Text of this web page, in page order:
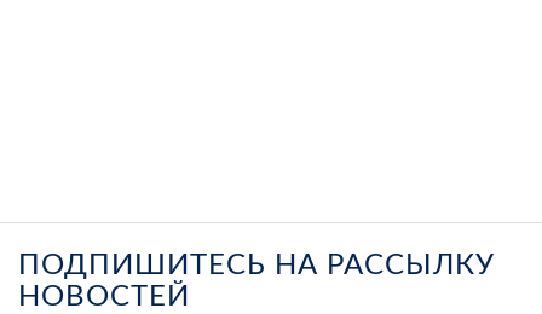
ПОДПИШИТЕСЬ НА РАССЫЛКУ
НОВОСТЕЙ